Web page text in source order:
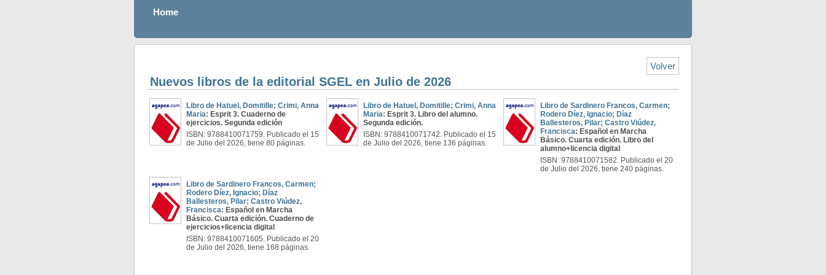
Home
Volver
Nuevos libros de la editorial SGEL en Julio de 2026
Libro de Hatuel, Domitille; Crimi, Anna
Maria: Esprit 3. Cuaderno de
ejercicios. Segunda edición
ISBN: 9788410071759. Publicado el 15
de Julio del 2026, tiene 80 páginas.
Libro de Hatuel, Domitille; Crimi, Anna
Maria: Esprit 3. Libro del alumno.
Segunda edición.
ISBN: 9788410071742. Publicado el 15
de Julio del 2026, tiene 136 páginas.
Libro de Sardinero Francos, Carmen;
Rodero Díez, Ignacio; Díaz
Ballesteros, Pilar; Castro Viúdez,
Francisca: Español en Marcha
Básico. Cuarta edición. Libro del
alumno+licencia digital
ISBN: 9788410071582. Publicado el 20
de Julio del 2026, tiene 240 páginas.
Libro de Sardinero Francos, Carmen;
Rodero Díez, Ignacio; Díaz
Ballesteros, Pilar; Castro Viúdez,
Francisca: Español en Marcha
Básico. Cuarta edición. Cuaderno de
ejercicios+licencia digital
ISBN: 9788410071605. Publicado el 20
de Julio del 2026, tiene 168 páginas.